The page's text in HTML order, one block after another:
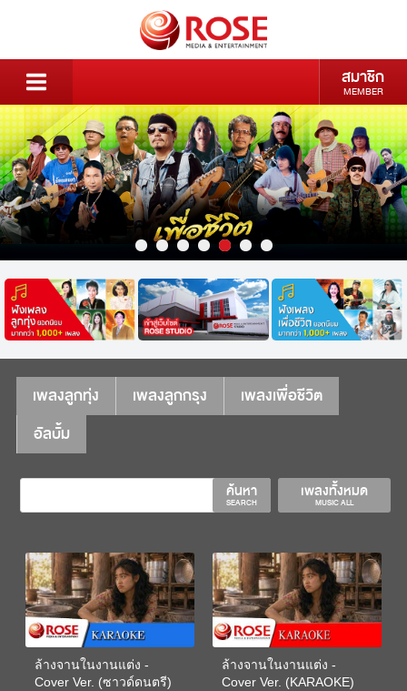
สมาชิก
MEMBER
เพลงลูกทุ่ง เพลงลูกกรุง
เพลงเพื่อชีวิต
อัลบั้ม
เพลงทั้งหมด
MUSIC ALL
ค้นหา
SEARCH
ล้างจานในงานแต่ง -
Cover Ver. (ซาวด์ดนตรี)
ล้างจานในงานแต่ง -
Cover Ver. (KARAOKE)